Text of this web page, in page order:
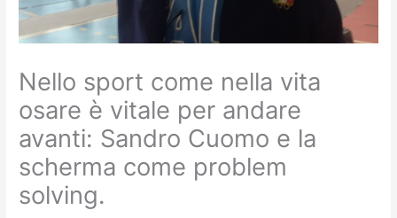
Nello sport come nella vita
osare è vitale per andare
avanti: Sandro Cuomo e la
scherma come problem
solving.